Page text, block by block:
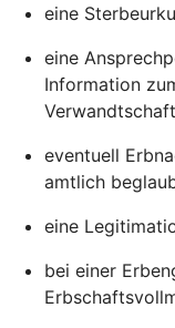
eine
eine
Information
eventuell
amtlich
eine
bei einer